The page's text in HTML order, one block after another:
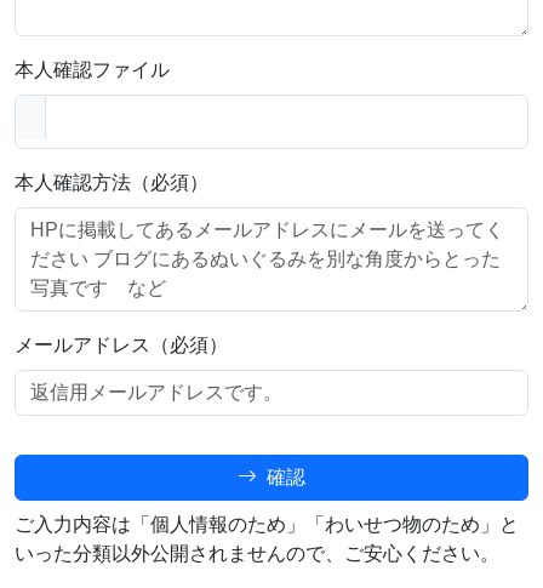
本人確認ファイル
本人確認方法（必須）
メールアドレス（必須）
確認
ご入力内容は「個人情報のため」「わいせつ物のため」と
いった分類以外公開されませんので、ご安心ください。